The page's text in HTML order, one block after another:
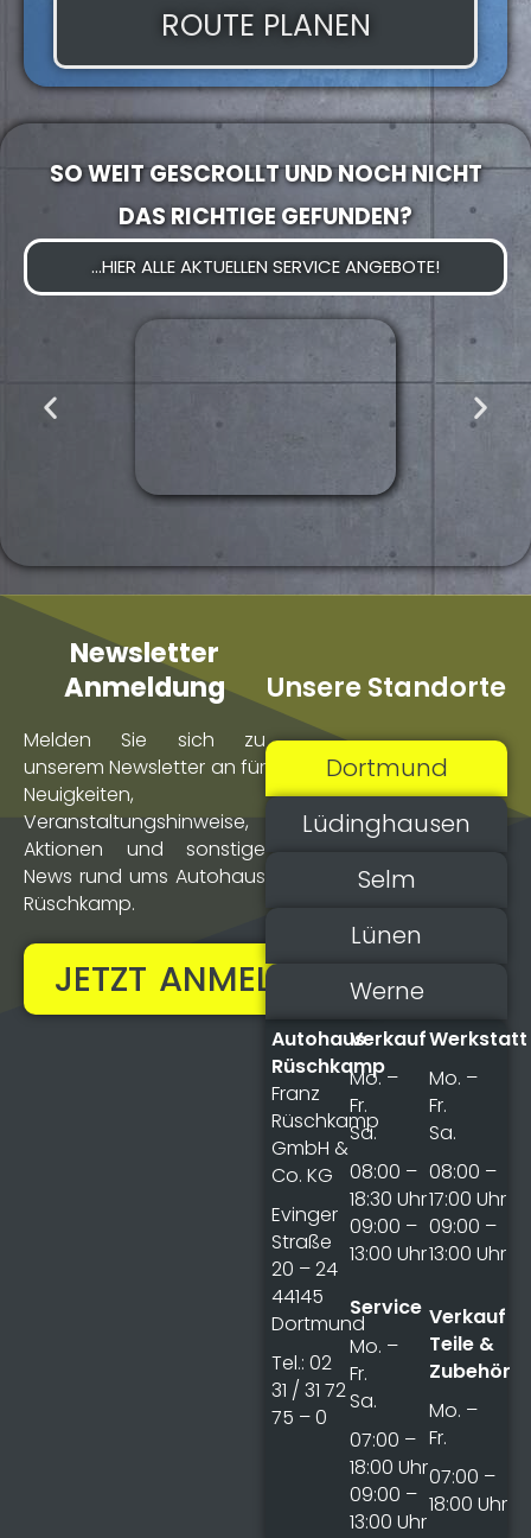
ROUTE PLANEN
SO WEIT GESCROLLT UND NOCH NICHT
DAS RICHTIGE GEFUNDEN?
...HIER ALLE AKTUELLEN SERVICE ANGEBOTE!
Newsletter
Anmeldung
Melden Sie sich zu
unserem Newsletter an für
Neuigkeiten,
Veranstaltungs­hinweise,
Aktionen und sonstige
News rund ums Autohaus
Rüschkamp.
JETZT ANMELDEN!
Unsere Standorte
Dortmund
Lüdinghausen
Selm
Lünen
Werne
Autohaus
Rüschkamp
Franz
Rüschkamp
GmbH &
Co. KG
Evinger
Straße
20 – 24
44145
Dortmund
Tel.: 02
31 / 31 72
75 – 0
Verkauf
Mo. –
Fr.
Sa.
08:00 –
18:30 Uhr
09:00 –
13:00 Uhr
Service
Mo. –
Fr.
Sa.
07:00 –
18:00 Uhr
09:00 –
13:00 Uhr
Werkstatt
Mo. –
Fr.
Sa.
08:00 –
17:00 Uhr
09:00 –
13:00 Uhr
Verkauf
Teile &
Zubehör
Mo. –
Fr.
07:00 –
18:00 Uhr